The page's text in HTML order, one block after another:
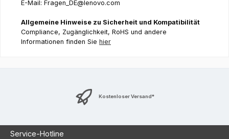
E-Mail: Fragen_DE@lenovo.com
Allgemeine Hinweise zu Sicherheit und Kompatibilität
Compliance, Zugänglichkeit, RoHS und andere
Informationen finden Sie hier
Kostenloser Versand*
Service-Hotline